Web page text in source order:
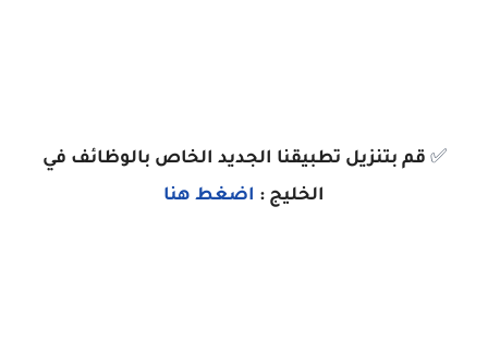
✅ قم بتنزيل تطبيقنا الجديد الخاص بالوظائف في
الخليج : اضغط هنا